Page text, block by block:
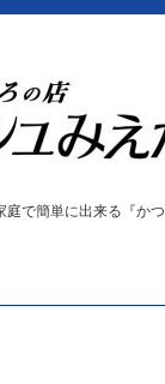
で簡単に出来る『か